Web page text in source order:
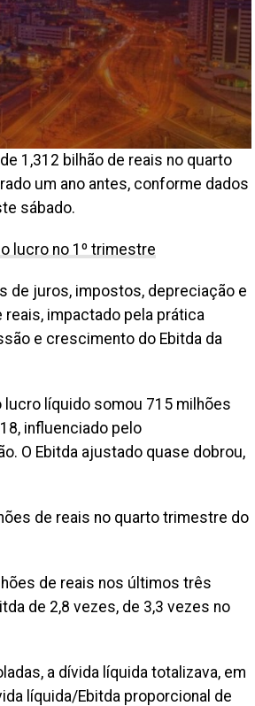
1,312 bilhão de reais no quarto
um ano antes, conforme dados
sábado.
lucro no 1º trimestre
de juros, impostos, depreciação e
reais, impactado pela prática
e crescimento do Ebitda da
líquido somou 715 milhões
influenciado pelo
O Ebitda ajustado quase dobrou,
de reais no quarto trimestre do
de reais nos últimos três
de 2,8 vezes, de 3,3 vezes no
a dívida líquida totalizava, em
líquida/Ebitda proporcional de